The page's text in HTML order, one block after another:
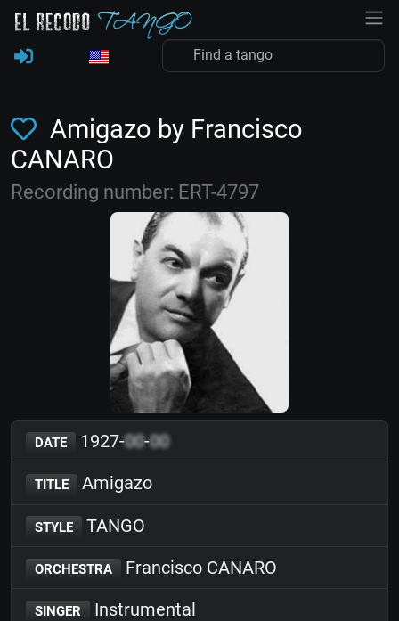
Amigazo by Francisco
CANARO
Recording number: ERT-4797
DATE 1927-00-00
TITLE Amigazo
STYLE TANGO
ORCHESTRA Francisco CANARO
SINGER Instrumental